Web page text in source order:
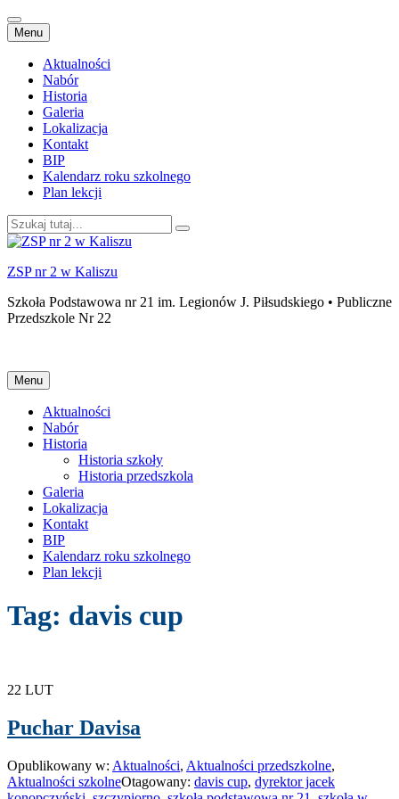
Menu Przejdź
do
treści
Aktualności
Nabór
Historia
Galeria
Lokalizacja
Kontakt
BIP
Kalendarz roku szkolnego
Plan lekcji
Szukaj:
ZSP nr 2 w Kaliszu
Szkoła Podstawowa nr 21 im. Legionów J. Piłsudskiego • Publiczne
Przedszkole Nr 22
Menu Przejdź
do
treści
Aktualności
Nabór
Historia
Historia szkoły
Historia przedszkola
Galeria
Lokalizacja
Kontakt
BIP
Kalendarz roku szkolnego
Plan lekcji
Tag: davis cup
22 LUT
Puchar Davisa
Opublikowany w: Aktualności, Aktualności przedszkolne,
Aktualności szkolneOtagowany: davis cup, dyrektor jacek